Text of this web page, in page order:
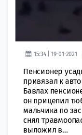
15:34 | 19-01-2021
Пенсионер
привязал к
Бавлах
он прицепил
мальчика по
снял
выложил в...